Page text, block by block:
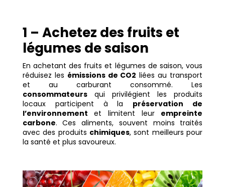
1 – Achetez des fruits et
légumes de saison
En achetant des fruits et légumes de saison, vous
réduisez les émissions de CO2 liées au transport
et au carburant consommé. Les
consommateursqui privilégient les produits
locaux participent à la préservation de
l’environnement et limitent leur empreinte
carbone. Ces aliments, souvent moins traités
avec des produits chimiques, sont meilleurs pour
la santé et plus savoureux.